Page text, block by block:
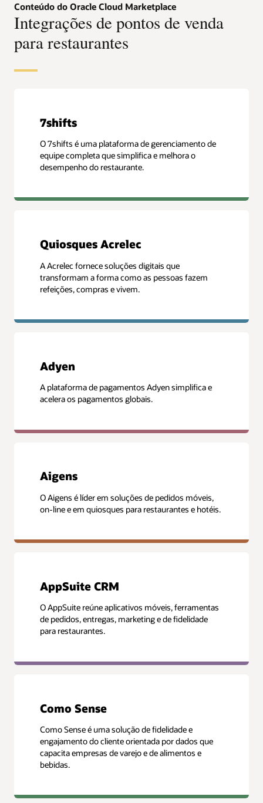
Conteúdo do Oracle Cloud Marketplace
Integrações de pontos de venda
para restaurantes
7shifts
O 7shifts é uma plataforma de gerenciamento de
equipe completa que simplifica e melhora o
desempenho do restaurante.
Quiosques Acrelec
A Acrelec fornece soluções digitais que
transformam a forma como as pessoas fazem
refeições, compras e vivem.
Adyen
A plataforma de pagamentos Adyen simplifica e
acelera os pagamentos globais.
Aigens
O Aigens é líder em soluções de pedidos móveis,
on-line e em quiosques para restaurantes e hotéis.
AppSuite CRM
O AppSuite reúne aplicativos móveis, ferramentas
de pedidos, entregas, marketing e de fidelidade
para restaurantes.
Como Sense
Como Sense é uma solução de fidelidade e
engajamento do cliente orientada por dados que
capacita empresas de varejo e de alimentos e
bebidas.